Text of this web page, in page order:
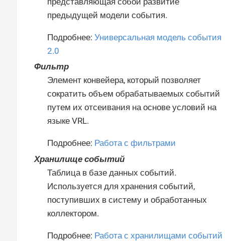
предыдущей модели события.
Подробнее: Универсальная модель события
2.0
Фильтр
Элемент конвейера, который позволяет
сократить объем обрабатываемых событий
путем их отсеивания на основе условий на
языке VRL.
Подробнее: Работа с фильтрами
Хранилище событий
Таблица в базе данных событий.
Используется для хранения событий,
поступивших в систему и обработанных
коллектором.
Подробнее: Работа с хранилищами событий